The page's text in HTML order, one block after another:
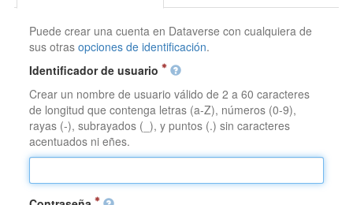
Puede crear una cuenta en Dataverse con cualquiera de
sus otrasopciones de identificación.
Identificador de usuario
Crear un nombre de usuario válido de 2 a 60 caracteres
de longitud que contenga letras (a-Z), números (0-9),
rayas (-), subrayados (_), y puntos (.) sin caracteres
acentuados ni eñes.